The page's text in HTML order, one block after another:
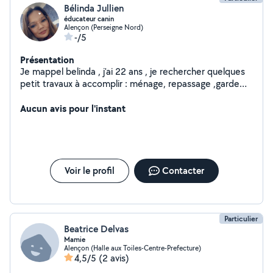
Bélinda Jullien
éducateur canin
Alençon (Perseigne Nord)
-/5
Présentation
Je mappel belinda , j'ai 22 ans , je rechercher quelques
petit travaux à accomplir : ménage, repassage ,garde
Aucun avis pour l'instant
Voir le profil Contacter
Particulier
Beatrice Delvas
Mamie
Alençon (Halle aux Toiles-Centre-Prefecture)
4,5/5 (2 avis)